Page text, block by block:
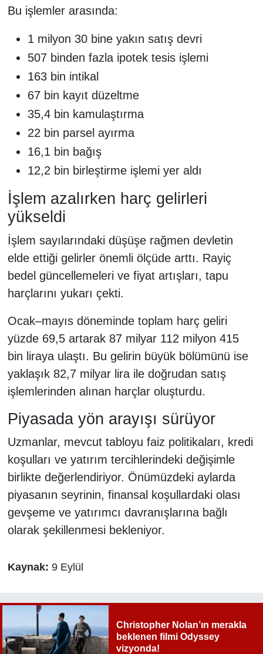
Bu işlemler arasında:
1 milyon 30 bine yakın satış devri
507 binden fazla ipotek tesis işlemi
163 bin intikal
67 bin kayıt düzeltme
35,4 bin kamulaştırma
22 bin parsel ayırma
16,1 bin bağış
12,2 bin birleştirme işlemi yer aldı
İşlem azalırken harç gelirleri
yükseldi
İşlem sayılarındaki düşüşe rağmen devletin
elde ettiği gelirler önemli ölçüde arttı. Rayiç
bedel güncellemeleri ve fiyat artışları, tapu
harçlarını yukarı çekti.
Ocak–mayıs döneminde toplam harç geliri
yüzde 69,5 artarak 87 milyar 112 milyon 415
bin liraya ulaştı. Bu gelirin büyük bölümünü ise
yaklaşık 82,7 milyar lira ile doğrudan satış
işlemlerinden alınan harçlar oluşturdu.
Piyasada yön arayışı sürüyor
Uzmanlar, mevcut tabloyu faiz politikaları, kredi
koşulları ve yatırım tercihlerindeki değişimle
birlikte değerlendiriyor. Önümüzdeki aylarda
piyasanın seyrinin, finansal koşullardaki olası
gevşeme ve yatırımcı davranışlarına bağlı
olarak şekillenmesi bekleniyor.
Kaynak: 9 Eylül
Christopher Nolan’ın merakla
beklenen filmi Odyssey
vizyonda!